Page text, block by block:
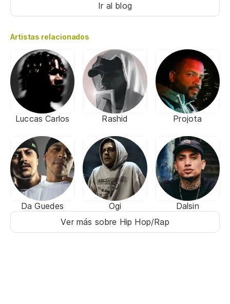
Ir al blog
Artistas relacionados
Luccas Carlos Rashid Projota
Da Guedes Ogi
Dalsin
Ver más sobre Hip Hop/Rap